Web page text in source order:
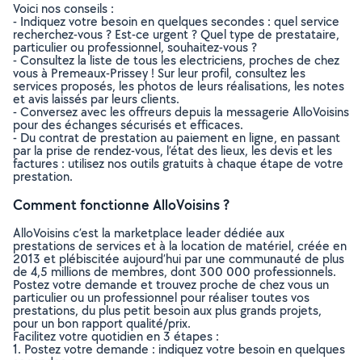
Voici nos conseils :
- Indiquez votre besoin en quelques secondes : quel service
recherchez-vous ? Est-ce urgent ? Quel type de prestataire,
particulier ou professionnel, souhaitez-vous ?
- Consultez la liste de tous les electriciens, proches de chez
vous à Premeaux-Prissey ! Sur leur profil, consultez les
services proposés, les photos de leurs réalisations, les notes
et avis laissés par leurs clients.
- Conversez avec les offreurs depuis la messagerie AlloVoisins
pour des échanges sécurisés et efficaces.
- Du contrat de prestation au paiement en ligne, en passant
par la prise de rendez-vous, l’état des lieux, les devis et les
factures : utilisez nos outils gratuits à chaque étape de votre
prestation.
Comment fonctionne AlloVoisins ?
AlloVoisins c’est la marketplace leader dédiée aux
prestations de services et à la location de matériel, créée en
2013 et plébiscitée aujourd’hui par une communauté de plus
de 4,5 millions de membres, dont 300 000 professionnels.
Postez votre demande et trouvez proche de chez vous un
particulier ou un professionnel pour réaliser toutes vos
prestations, du plus petit besoin aux plus grands projets,
pour un bon rapport qualité/prix.
Facilitez votre quotidien en 3 étapes :
1. Postez votre demande : indiquez votre besoin en quelques